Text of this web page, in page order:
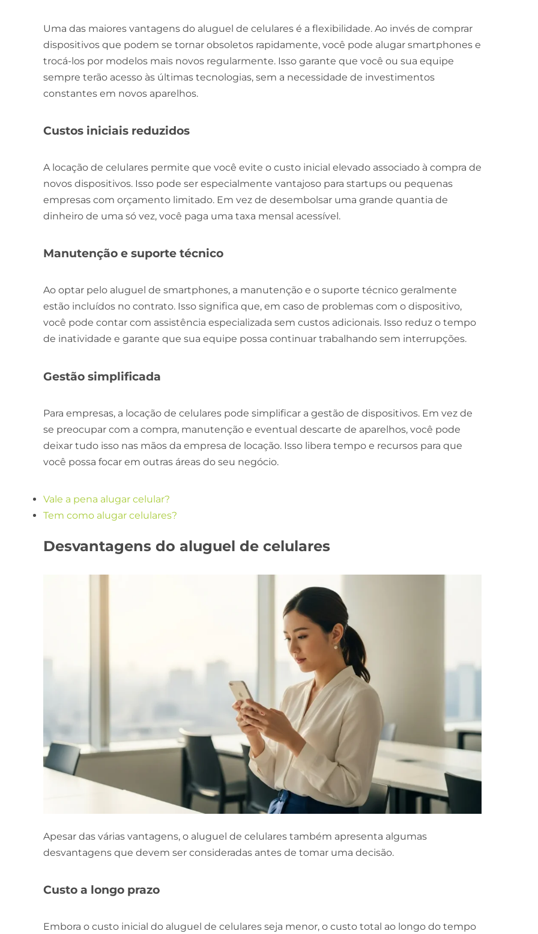
Uma das maiores vantagens do aluguel de celulares é a flexibilidade. Ao invés de comprar
dispositivos que podem se tornar obsoletos rapidamente, você pode alugar smartphones e
trocá-los por modelos mais novos regularmente. Isso garante que você ou sua equipe
sempre terão acesso às últimas tecnologias, sem a necessidade de investimentos
constantes em novos aparelhos.
Custos iniciais reduzidos
A locação de celulares permite que você evite o custo inicial elevado associado à compra de
novos dispositivos. Isso pode ser especialmente vantajoso para startups ou pequenas
empresas com orçamento limitado. Em vez de desembolsar uma grande quantia de
dinheiro de uma só vez, você paga uma taxa mensal acessível.
Manutenção e suporte técnico
Ao optar pelo aluguel de smartphones, a manutenção e o suporte técnico geralmente
estão incluídos no contrato. Isso significa que, em caso de problemas com o dispositivo,
você pode contar com assistência especializada sem custos adicionais. Isso reduz o tempo
de inatividade e garante que sua equipe possa continuar trabalhando sem interrupções.
Gestão simplificada
Para empresas, a locação de celulares pode simplificar a gestão de dispositivos. Em vez de
se preocupar com a compra, manutenção e eventual descarte de aparelhos, você pode
deixar tudo isso nas mãos da empresa de locação. Isso libera tempo e recursos para que
você possa focar em outras áreas do seu negócio.
Vale a pena alugar celular?
Tem como alugar celulares?
Desvantagens do aluguel de celulares
Apesar das várias vantagens, o aluguel de celulares também apresenta algumas
desvantagens que devem ser consideradas antes de tomar uma decisão.
Custo a longo prazo
Embora o custo inicial do aluguel de celulares seja menor, o custo total ao longo do tempo